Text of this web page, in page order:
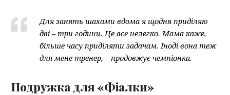
Для занять шахами вдома я щодня приділяю
дві – три години. Це все нелегко. Мама каже,
більше часу приділяти задачам. Іноді вона теж
для мене тренер, – продовжує чемпіонка.
Подружка для «Фіалки»